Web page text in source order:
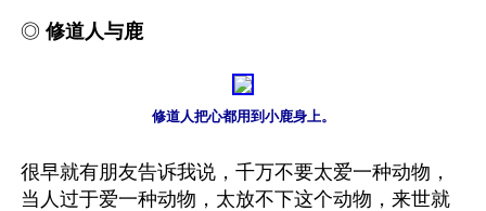
◎ 修道人与鹿
修道人把心都用到小鹿身上。
很早就有朋友告诉我说，千万不要太爱一种动物，
当人过于爱一种动物，太放不下这个动物，来世就